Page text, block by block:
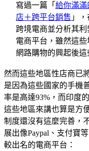
寫過一篇「給你滿
店＋跨平台銷售 」
跨境電商並分析其
電商平台，雖然這
網路購物的興起後
然而這些地區性店商已
是因為這些國家的手機
率是高達93% ，而印度
這些地區來講也算是方
制度還沒有這麼完善，
展出像Paypal 、支付寶
較出名的電商平台：